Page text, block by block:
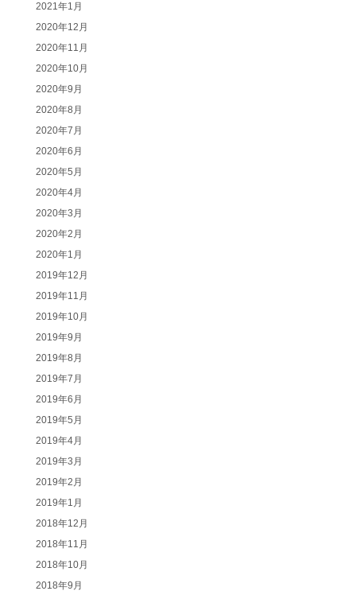
2021年1月
2020年12月
2020年11月
2020年10月
2020年9月
2020年8月
2020年7月
2020年6月
2020年5月
2020年4月
2020年3月
2020年2月
2020年1月
2019年12月
2019年11月
2019年10月
2019年9月
2019年8月
2019年7月
2019年6月
2019年5月
2019年4月
2019年3月
2019年2月
2019年1月
2018年12月
2018年11月
2018年10月
2018年9月